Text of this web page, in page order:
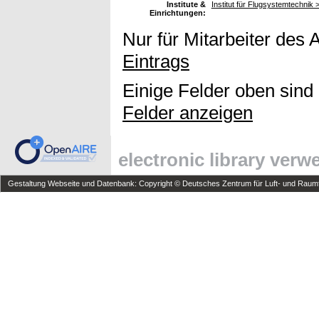
Institute &
Einrichtungen:
Institut für Flugsystemtechnik
Nur für Mitarbeiter des
Eintrags
Einige Felder oben
Felder anzeigen
electronic library
Gestaltung Webseite und Datenbank: Copyright © Deutsches Zentrum für Luft- und